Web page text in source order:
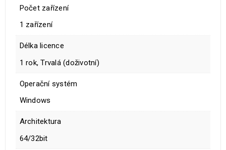
Počet zařízení
1 zařízení
Délka licence
1 rok, Trvalá (doživotní)
Operační systém
Windows
Architektura
64/32bit